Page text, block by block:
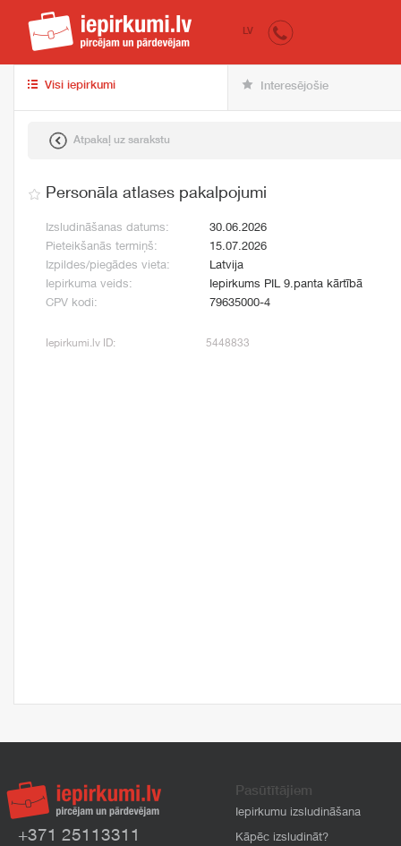
iepirkumi.lv
LV
Visi iepirkumi Interesējošie
Atpakaļ uz sarakstu
Personāla atlases pakalpojumi
Izsludināšanas datums:
30.06.2026
Pieteikšanās termiņš:
15.07.2026
Izpildes/piegādes vieta:
Latvija
Iepirkuma veids:
Iepirkums PIL 9.panta kārtībā
CPV kodi:
79635000-4
Iepirkumi.lv ID: 5448833
+371 25113311
Pasūtītājiem
Iepirkumu izsludināšana
Kāpēc izsludināt?